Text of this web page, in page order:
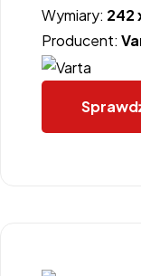
Wymiary: 242
Producent: